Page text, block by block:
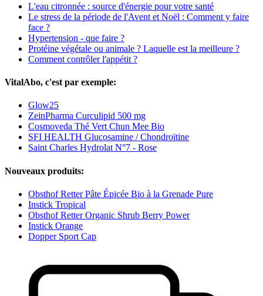
L'eau citronnée : source d'énergie pour votre santé
Le stress de la période de l'Avent et Noël : Comment y faire
face ?
Hypertension - que faire ?
Protéine végétale ou animale ? Laquelle est la meilleure ?
Comment contrôler l'appétit ?
VitalAbo, c'est par exemple:
Glow25
ZeinPharma Curculipid 500 mg
Cosmoveda Thé Vert Chun Mee Bio
SFI HEALTH Glucosamine / Chondroïtine
Saint Charles Hydrolat N°7 - Rose
Nouveaux produits:
Obsthof Retter Pâte Épicée Bio à la Grenade Pure
Instick Tropical
Obsthof Retter Organic Shrub Berry Power
Instick Orange
Dopper Sport Cap